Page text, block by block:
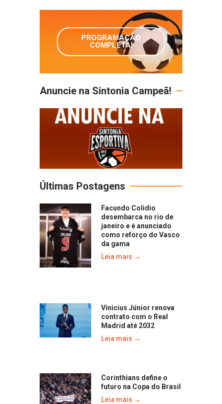
PROGRAMAÇÃO
COMPLETA!
Anuncie na Sintonia Campeã!
Últimas Postagens
Facundo Colidio
desembarca no rio de
janeiro e é anunciado
como reforço do Vasco
da gama
Leia mais →
Vinicius Júnior renova
contrato com o Real
Madrid até 2032
Leia mais →
Corinthians define o
futuro na Copa do Brasil
Leia mais →